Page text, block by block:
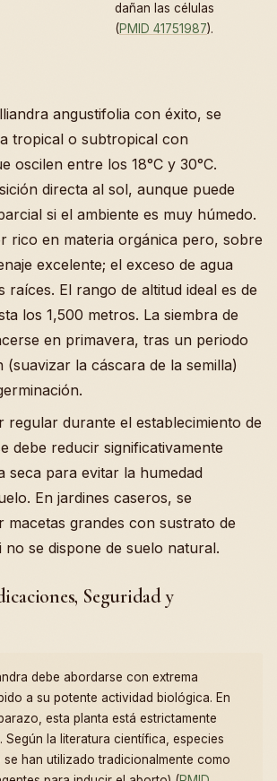
dañan las células
(PMID 41751987).
angustifolia con éxito, se
tropical o subtropical con
oscilen entre los 18°C y 30°C.
directa al sol, aunque puede
si el ambiente es muy húmedo.
rico en materia orgánica pero, sobre
excelente; el exceso de agua
raíces. El rango de altitud ideal es de
los 1,500 metros. La siembra de
en primavera, tras un periodo
(suavizar la cáscara de la semilla)
regular durante el establecimiento de
debe reducir significativamente
seca para evitar la humedad
En jardines caseros, se
macetas grandes con sustrato de
no se dispone de suelo natural.
Seguridad y
debe abordarse con extrema
a su potente actividad biológica. En
esta planta está estrictamente
Según la literatura científica, especies
se han utilizado tradicionalmente como